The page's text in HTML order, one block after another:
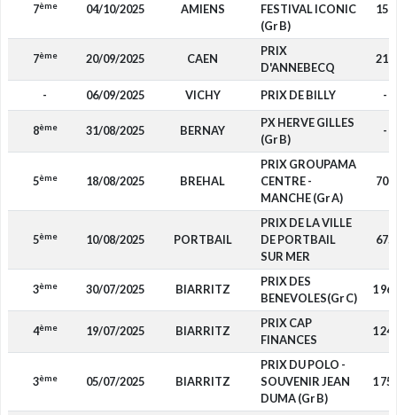
7ème 04/10/2025 AMIENS
FESTIVAL ICONIC
(Gr B)
150
7ème 20/09/2025 CAEN
PRIX
D'ANNEBECQ
210
- 06/09/2025 VICHY PRIX DE BILLY -
8ème 31/08/2025 BERNAY
PX HERVE GILLES
(Gr B)
-
5ème 18/08/2025 BREHAL
PRIX GROUPAMA
CENTRE -
MANCHE (Gr A)
700
5ème 10/08/2025 PORTBAIL
PRIX DE LA VILLE
DE PORTBAIL
SUR MER
675
3ème 30/07/2025 BIARRITZ
PRIX DES
BENEVOLES(Gr C)
1
4ème 19/07/2025 BIARRITZ
PRIX CAP
FINANCES
1
3ème 05/07/2025 BIARRITZ
PRIX DU POLO -
SOUVENIR JEAN
DUMA (Gr B)
1